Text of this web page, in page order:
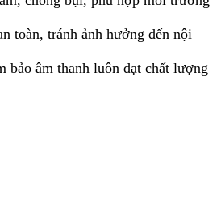
toàn, tránh ảnh hưởng đến nội
bảo âm thanh luôn đạt chất lượng